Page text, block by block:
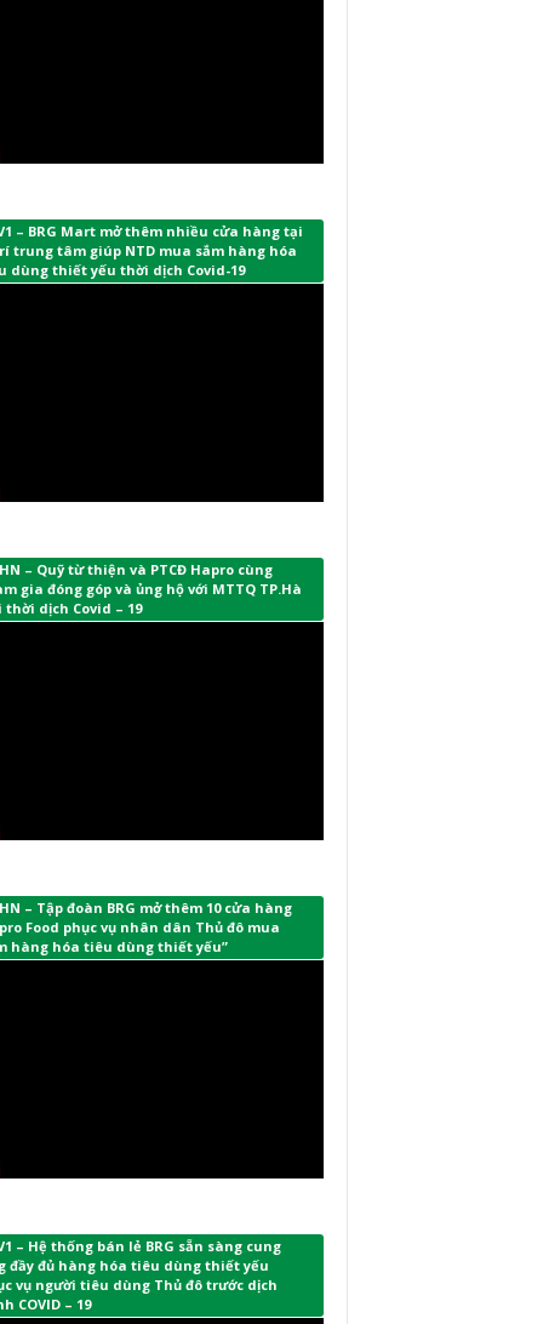
– BRG Mart mở thêm nhiều cửa hàng tại
trung tâm giúp NTD mua sắm hàng hóa
dùng thiết yếu thời dịch Covid-19
– Quỹ từ thiện và PTCĐ Hapro cùng
gia đóng góp và ủng hộ với MTTQ TP.Hà
thời dịch Covid – 19
– Tập đoàn BRG mở thêm 10 cửa hàng
Food phục vụ nhân dân Thủ đô mua
hàng hóa tiêu dùng thiết yếu”
– Hệ thống bán lẻ BRG sẵn sàng cung
đầy đủ hàng hóa tiêu dùng thiết yếu
vụ người tiêu dùng Thủ đô trước dịch
COVID – 19